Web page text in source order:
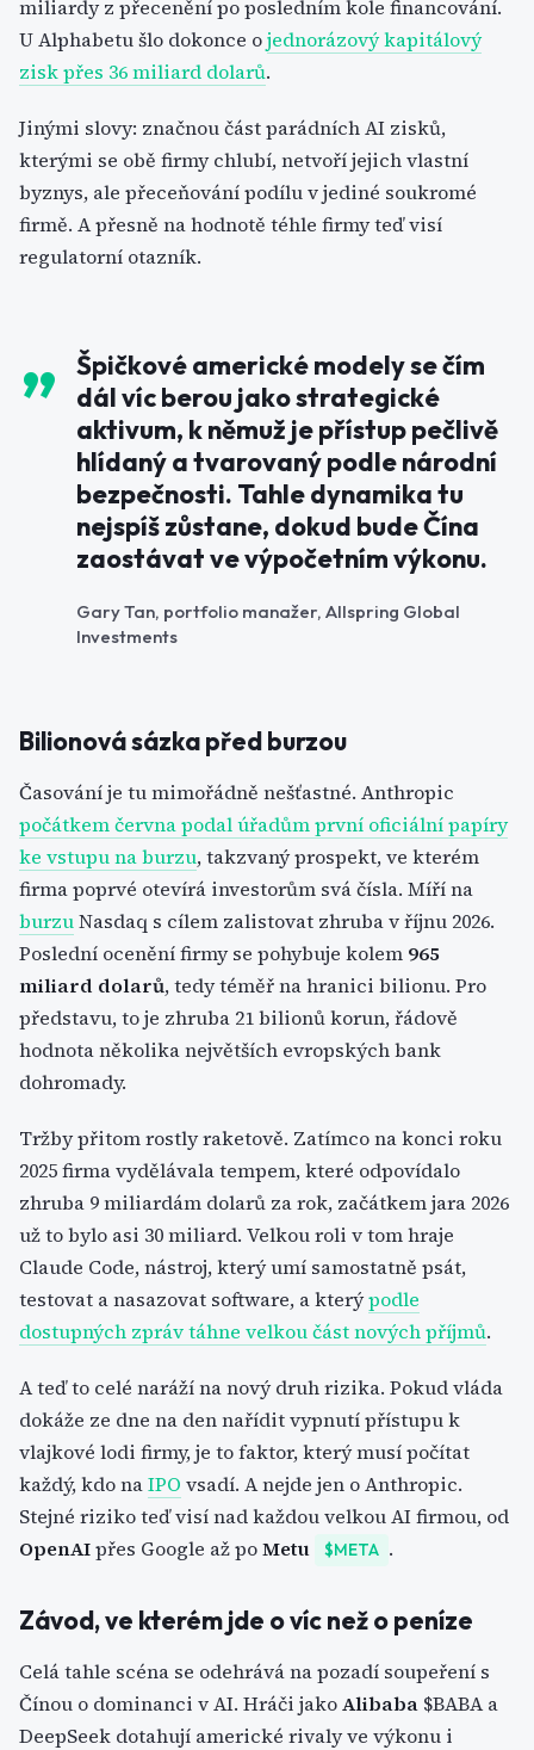
miliardy z přecenění po posledním kole financování.
U Alphabetu šlo dokonce ojednorázový kapitálový
zisk přes 36 miliard dolarů.
Jinými slovy: značnou část parádních AI zisků,
kterými se obě firmy chlubí, netvoří jejich vlastní
byznys, ale přeceňování podílu v jediné soukromé
firmě. A přesně na hodnotě téhle firmy teď visí
regulatorní otazník.
Špičkové americké modely se čím
dál víc berou jako strategické
aktivum, k němuž je přístup pečlivě
hlídaný a tvarovaný podle národní
bezpečnosti. Tahle dynamika tu
nejspíš zůstane, dokud bude Čína
zaostávat ve výpočetním výkonu.
Gary Tan, portfolio manažer, Allspring Global
Investments
Bilionová sázka před burzou
Časování je tu mimořádně nešťastné. Anthropic
počátkem června podal úřadům první oficiální papíry
ke vstupu na burzu, takzvaný prospekt, ve kterém
firma poprvé otevírá investorům svá čísla. Míří na
burzuNasdaq s cílem zalistovat zhruba v říjnu 2026.
Poslední ocenění firmy se pohybuje kolem 965
miliard dolarů, tedy téměř na hranici bilionu. Pro
představu, to je zhruba 21 bilionů korun, řádově
hodnota několika největších evropských bank
dohromady.
Tržby přitom rostly raketově. Zatímco na konci roku
2025 firma vydělávala tempem, které odpovídalo
zhruba 9 miliardám dolarů za rok, začátkem jara 2026
už to bylo asi 30 miliard. Velkou roli v tom hraje
Claude Code, nástroj, který umí samostatně psát,
testovat a nasazovat software, a kterýpodle
dostupných zpráv táhne velkou část nových příjmů.
A teď to celé naráží na nový druh rizika. Pokud vláda
dokáže ze dne na den nařídit vypnutí přístupu k
vlajkové lodi firmy, je to faktor, který musí počítat
každý, kdo naIPO vsadí. A nejde jen o Anthropic.
Stejné riziko teď visí nad každou velkou AI firmou, od
OpenAIpřes Google až poMetu $META .
Závod, ve kterém jde o víc než o peníze
Celá tahle scéna se odehrává na pozadí soupeření s
Čínou o dominanci v AI. Hráči jakoAlibaba $BABA a
DeepSeek dotahují americké rivaly ve výkonu i